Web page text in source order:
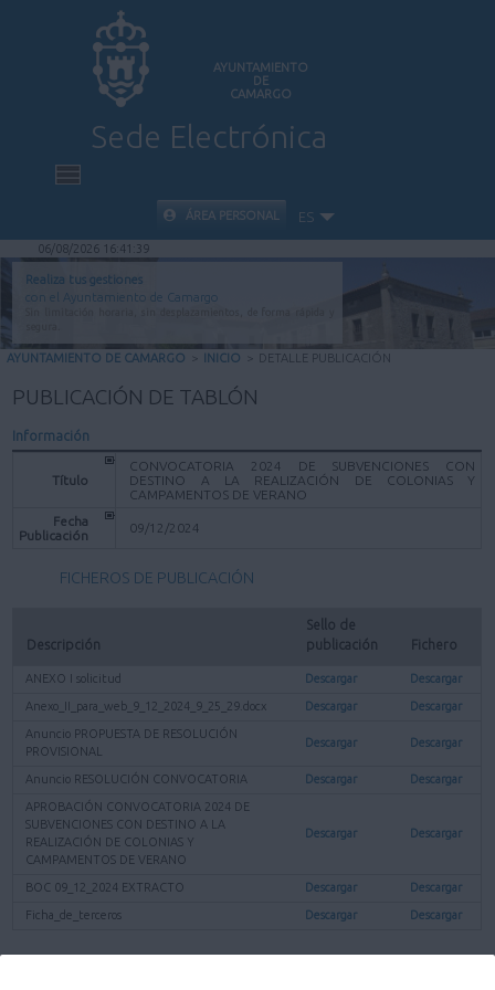
AYUNTAMIENTO
DE
CAMARGO
Sede Electrónica
INICIO
INFORMACIÓN PÚBLICA
CARPETA CIUDADANA
VALIDACIÓN DE DOCUMENTOS
ÁREA PERSONAL ES
06/08/2026 16:41:39
Realiza tus gestiones
con el Ayuntamiento de Camargo
AYUNTAMIENTO DE CAMARGO > INICIO > DETALLE PUBLICACIÓN
PUBLICACIÓN DE TABLÓN
Información
Título
CONVOCATORIA 2024 DE SUBVENCIONES CON
DESTINO A LA REALIZACIÓN DE COLONIAS Y
CAMPAMENTOS DE VERANO
Fecha
Publicación
09/12/2024
FICHEROS DE PUBLICACIÓN
Descripción
Sello de
publicación
Fichero
ANEXO I solicitud Descargar Descargar
Anexo_II_para_web_9_12_2024_9_25_29.docx Descargar Descargar
Anuncio PROPUESTA DE RESOLUCIÓN
PROVISIONAL
Descargar Descargar
Anuncio RESOLUCIÓN CONVOCATORIA Descargar Descargar
APROBACIÓN CONVOCATORIA 2024 DE
SUBVENCIONES CON DESTINO A LA
REALIZACIÓN DE COLONIAS Y
CAMPAMENTOS DE VERANO
Descargar Descargar
BOC 09_12_2024 EXTRACTO Descargar Descargar
Ficha_de_terceros Descargar Descargar